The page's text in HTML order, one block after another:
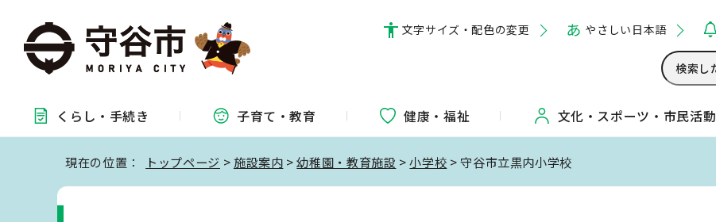
文字サイズ・配色の変更 やさしい日本語
くらし・ 手続き 子育て・教育 健康・福祉 文化・ スポーツ・ 市民活動
現在の位置： トップページ >施設案内 >幼稚園・教育施設 >小学校 > 守谷市立黒内小学校